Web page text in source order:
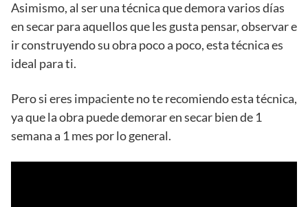
Asimismo, al ser una técnica que demora varios días
en secar para aquellos que les gusta pensar, observar e
ir construyendo su obra poco a poco, esta técnica es
ideal para ti.
Pero si eres impaciente no te recomiendo esta técnica,
ya que la obra puede demorar en secar bien de 1
semana a 1 mes por lo general.